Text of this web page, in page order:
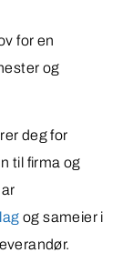
for en
og
deg for
til firma og
og sameier i